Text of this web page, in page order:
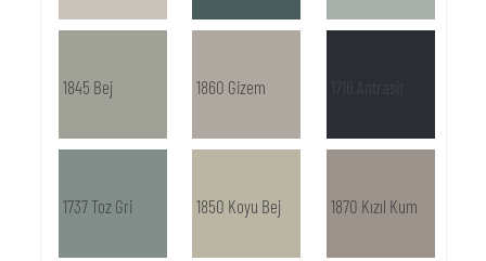
1845 Bej 1860 Gizem 1716 Antrasit
1737 Toz Gri 1850 Koyu Bej 1870 Kızıl Kum